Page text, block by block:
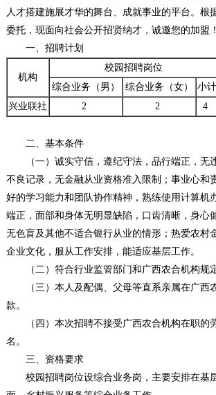
人才搭建施展才华的舞台、成就事业的平台。根
委托，现面向社会公开招贤纳才，诚邀您的加盟！
一、招聘计划
机构
校园招聘岗位
综合业务（男）
综合业务（女）
小计
兴业联社
2 2 4
二、基本条件
（一）诚实守信，遵纪守法，品行端正，无
不良记录，无金融从业资格准入限制；事业心和
好的学习能力和团队协作精神，熟练使用计算机
端正，面部和身体无明显缺陷，口齿清晰，身心
无色盲及其他不适合银行从业的情形；热爱农村
企业文化，服从工作安排，能适应基层工作。
（二）符合行业监管部门和广西农合机构规定
（三）本人及配偶、父母等直系亲属在广西
款。
（四）本次招聘不接受广西农合机构在职的
名。
三、资格要求
校园招聘岗位设综合业务岗，主要安排在基